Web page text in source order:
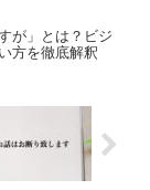
が」とは？ビジ
方を徹底解釈